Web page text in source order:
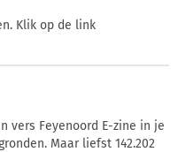
Klik op de link
vers Feyenoord E-zine in je
Maar liefst 142.202